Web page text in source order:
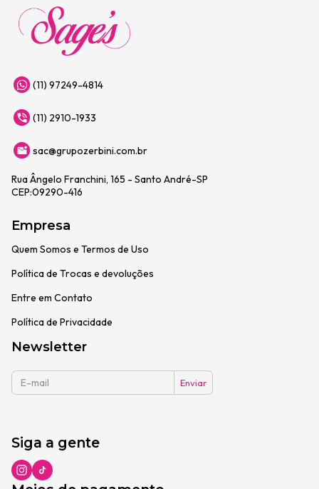
(11) 97249-4814
(11) 2910-1933
sac@grupozerbini.com.br
Rua Ângelo Franchini, 165 - Santo André-SP
CEP:09290-416
Empresa
Quem Somos e Termos de Uso
Política de Trocas e devoluções
Entre em Contato
Política de Privacidade
Newsletter
Siga a gente